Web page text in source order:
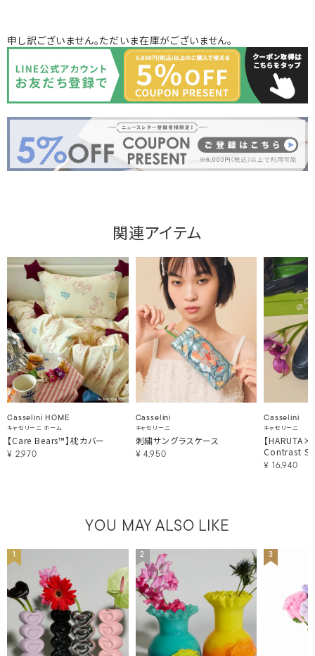
申し訳ございません。ただいま在庫がございません。
関連アイテム
Casselini HOME
キャセリーニ ホーム
【Care Bears™】枕カバー
¥ 2,970
Casselini
キャセリーニ
刺繍サングラスケース
¥ 4,950
Casselini
キャセリーニ
【
Contrast
¥ 16,940
YOU MAY ALSO LIKE
1 2 3